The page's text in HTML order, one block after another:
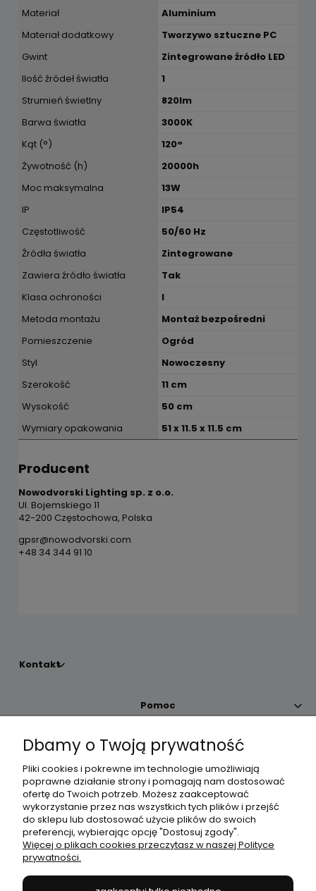
Materiał
Aluminium
Materiał dodatkowy
Tworzywo sztuczne PC
Gwint
Zintegrowane źródło LED
Ilość źródeł światła
1
Strumień świetlny
820lm
Barwa światła
3000K
Kąt (°)
120°
Żywotność (h)
20000h
Moc maksymalna
13W
IP
IP54
Częstotliwość
50/60 Hz
Źródła światła
Zintegrowane
Zawiera źródło światła
Tak
Klasa ochroności
I
Metoda montażu
Montaż bezpośredni
Pomieszczenie
Ogród
Styl
Nowoczesny
Szerokość
11 cm
Wysokość
50 cm
Wymiary opakowania
51 x 11.5 x 11.5 cm
Producent
Nowodvorski Lighting sp. z o.o.
Ul. Bojemskiego 11
42-200 Częstochowa, Polska
gpsr@nowodvorski.com
+48 34 344 91 10
Kontakt
Pomoc
Moje konto
Płatności i dostawa
Informacje
Dbamy o Twoją prywatność
Pliki cookies i pokrewne im technologie umożliwiają
poprawne działanie strony i pomagają nam dostosować
ofertę do Twoich potrzeb. Możesz zaakceptować
wykorzystanie przez nas wszystkich tych plików i przejść
do sklepu lub dostosować użycie plików do swoich
preferencji, wybierając opcję "Dostosuj zgody".
Więcej o plikach cookies przeczytasz w naszej Polityce
prywatności.